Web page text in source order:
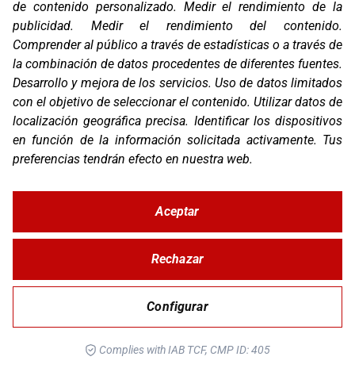
de contenido personalizado. Medir el rendimiento de la
publicidad. Medir el rendimiento del contenido.
Comprender al público a través de estadísticas o a través de
la combinación de datos procedentes de diferentes fuentes.
Desarrollo y mejora de los servicios.Uso de datos limitados
con el objetivo de seleccionar el contenido. Utilizar datos de
localización geográfica precisa. Identificar los dispositivos
en función de la información solicitada activamente. Tus
preferencias tendrán efecto en nuestra web.
Configurar
Rechazar
Aceptar
Complies with IAB TCF, CMP ID: 405